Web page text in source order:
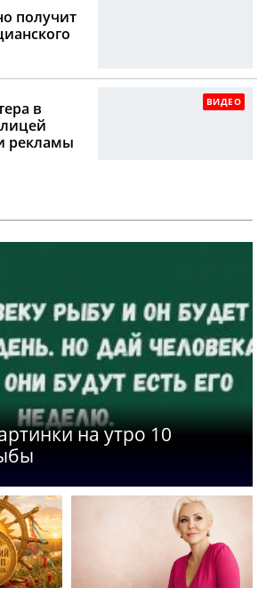
получит
ВИДЕО
в
рекламы
на утро 10